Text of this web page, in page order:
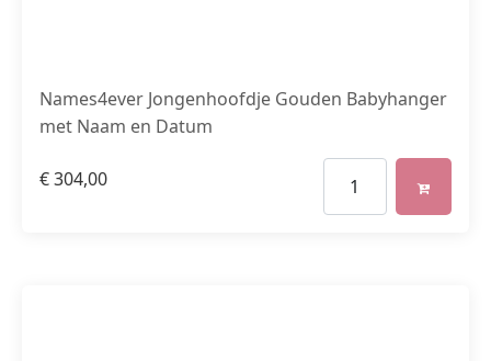
Names4ever Jongenhoofdje Gouden Babyhanger
met Naam en Datum
€304,00